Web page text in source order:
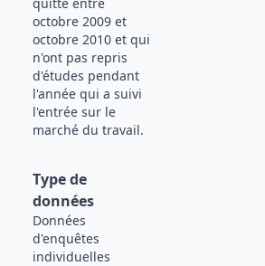
octobre 2009 et
octobre 2010 et qui
n'ont pas repris
d'études pendant
l'année qui a suivi
l'entrée sur le
marché du travail.
Type de
données
Données
d'enquêtes
individuelles